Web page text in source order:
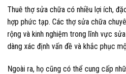
Thuê thợ sửa chữa có nhiều lợi ích,
hợp phức tạp. Các thợ sửa chữa
rộng và kinh nghiệm trong lĩnh vực
dàng xác định vấn đề và khắc phục
Ngoài ra, họ cũng có thể cung cấp